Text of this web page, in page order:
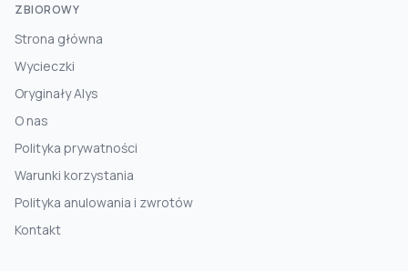
ZBIOROWY
Strona główna
Wycieczki
Oryginały Alys
O nas
Polityka prywatności
Warunki korzystania
Polityka anulowania i zwrotów
Kontakt